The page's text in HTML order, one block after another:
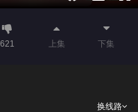
621 上集 下集
换线路